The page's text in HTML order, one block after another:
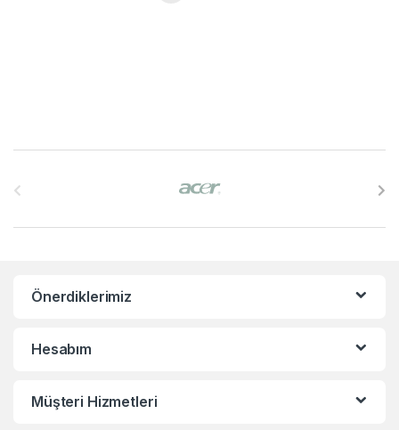
Önerdiklerimiz
Hesabım
Müşteri Hizmetleri